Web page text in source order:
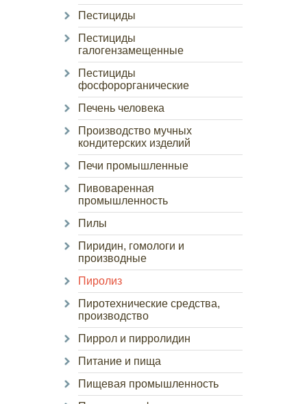
Пестициды
Пестициды
галогензамещенные
Пестициды
фосфорорганические
Печень человека
Производство мучных
кондитерских изделий
Печи промышленные
Пивоваренная
промышленность
Пилы
Пиридин, гомологи и
производные
Пиролиз
Пиротехнические средства,
производство
Пиррол и пирролидин
Питание и пища
Пищевая промышленность